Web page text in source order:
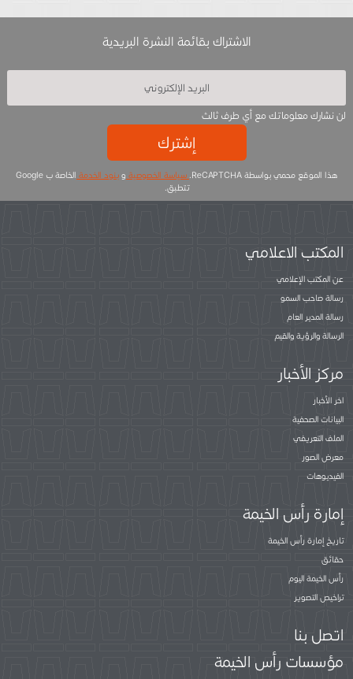
الاشتراك بقائمة النشرة البريدية
لن نشارك معلوماتك مع أي طرف ثالث
إشترك
هذا الموقع محمي بواسطة ReCAPTCHA. سياسة الخصوصية وبنود الخدمة
الخاصة ب Google
تتطبق.
المكتب الاعلامي
عن المكتب الإعلامي
رسالة صاحب السمو
رسالة المدير العام
الرسالة والرؤية والقيم
مركز الأخبار
اخر الأخبار
البيانات الصحفية
الملف التعريفي
معرض الصور
الفيديوهات
إمارة رأس الخيمة
تاريخ إمارة رأس الخيمة
حقائق
رأس الخيمة اليوم
تراخيص التصوير
اتصل بنا
مؤسسات رأس الخيمة